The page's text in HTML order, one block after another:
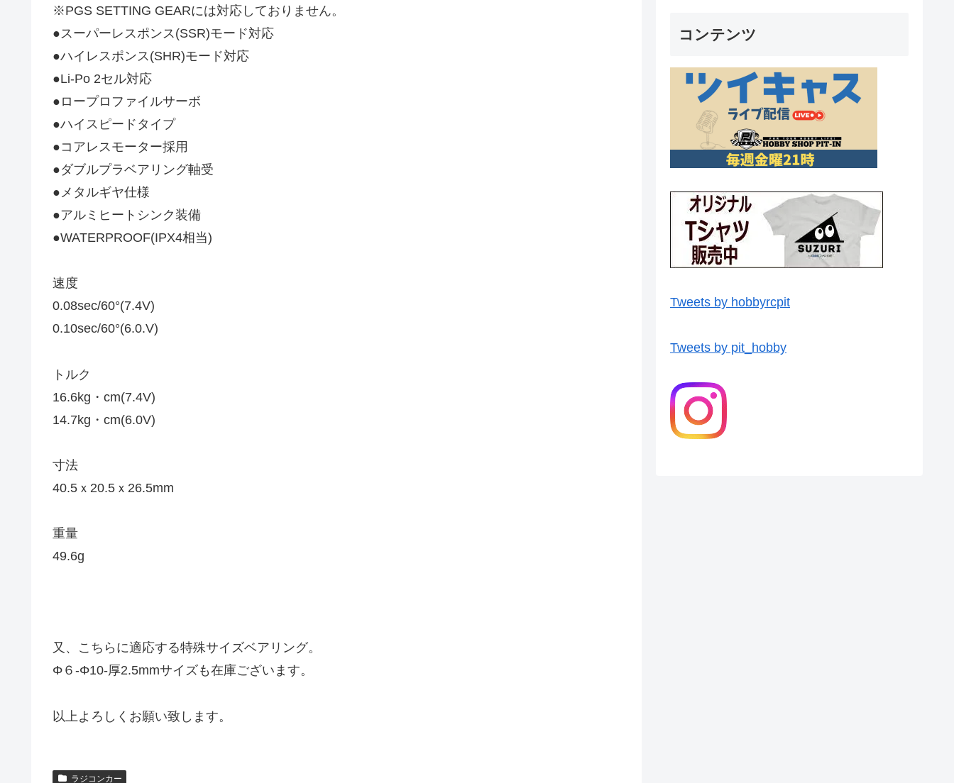
※PGS SETTING GEARには対応しておりません。
●スーパーレスポンス(SSR)モード対応
●ハイレスポンス(SHR)モード対応
●Li-Po 2セル対応
●ロープロファイルサーボ
●ハイスピードタイプ
●コアレスモーター採用
●ダブルプラベアリング軸受
●メタルギヤ仕様
●アルミヒートシンク装備
●WATERPROOF(IPX4相当)
速度
0.08sec/60°(7.4V)
0.10sec/60°(6.0.V)
トルク
16.6kg・cm(7.4V)
14.7kg・cm(6.0V)
寸法
40.5ｘ20.5ｘ26.5mm
重量
49.6g
又、こちらに適応する特殊サイズベアリング。
Φ６-Φ10-厚2.5mmサイズも在庫ございます。
以上よろしくお願い致します。
ラジコンカー
コンテンツ
Tweets by hobbyrcpit
Tweets by pit_hobby